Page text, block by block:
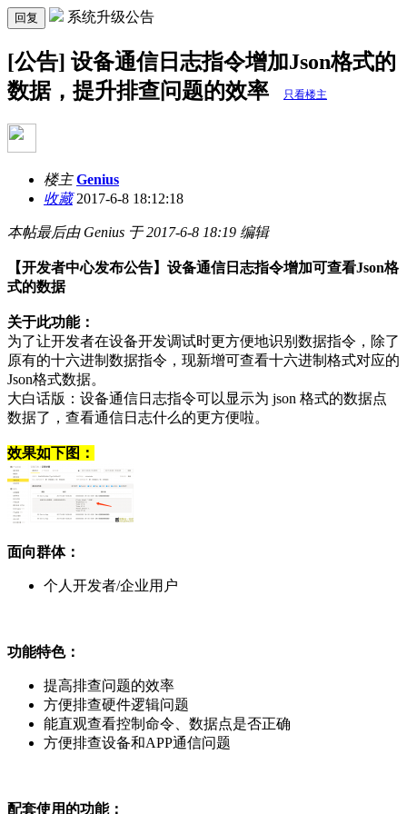
回复 系统升级公告
[公告] 设备通信日志指令增加Json格式的
数据，提升排查问题的效率
只看楼主
楼主 Genius
收藏2017-6-8 18:12:18
本帖最后由 Genius 于 2017-6-8 18:19 编辑
【开发者中心发布公告】设备通信日志指令增加可查看Json格
式的数据
关于此功能：
为了让开发者在设备开发调试时更方便地识别数据指令，除了
原有的十六进制数据指令，现新增可查看十六进制格式对应的
Json格式数据。
大白话版：设备通信日志指令可以显示为 json 格式的数据点
数据了，查看通信日志什么的更方便啦。
效果如下图：
面向群体：
个人开发者/企业用户
功能特色：
提高排查问题的效率
方便排查硬件逻辑问题
能直观查看控制命令、数据点是否正确
方便排查设备和APP通信问题
配套使用的功能：